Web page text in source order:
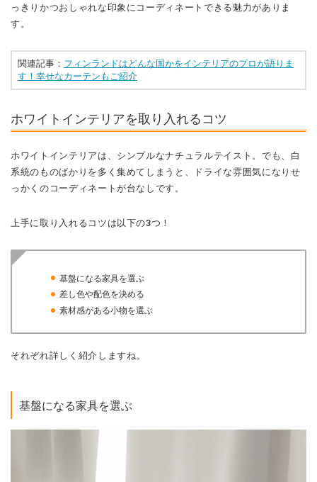
っきりかつおしゃれな印象にコーディネートできる魅力がありま
す。
関連記事： フィンランドはどんな国かをインテリアのプロが語りま
す！幸せなカーテンもご紹介
ホワイトインテリアを取り入れるコツ
ホワイトインテリアは、シンプルなナチュラルテイスト。でも、白
系統のものばかりを多く集めてしまうと、ドライな雰囲気になりせ
っかくのコーディネートが台なしです。
上手に取り入れるコツは以下の3つ！
基盤になる家具を選ぶ
差し色や配色を決める
素材感がある小物を選ぶ
それぞれ詳しく紹介しますね。
基盤になる家具を選ぶ